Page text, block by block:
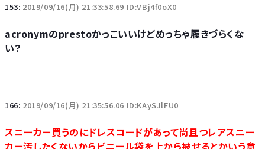
153: 2019/09/16(月) 21:33:58.69 ID:VBj4f0oX0
acronymのprestoかっこいいけどめっちゃ履きづらくな
い？
166: 2019/09/16(月) 21:35:56.06 ID:KAySJlFU0
スニーカー買うのにドレスコードがあって尚且つレアスニー
カー汚したくないからビニール袋を上から被せるとかいう意